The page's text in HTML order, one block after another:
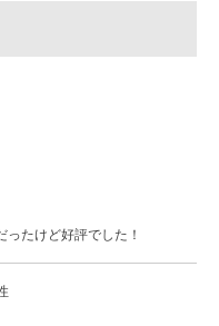
たけど好評でした！